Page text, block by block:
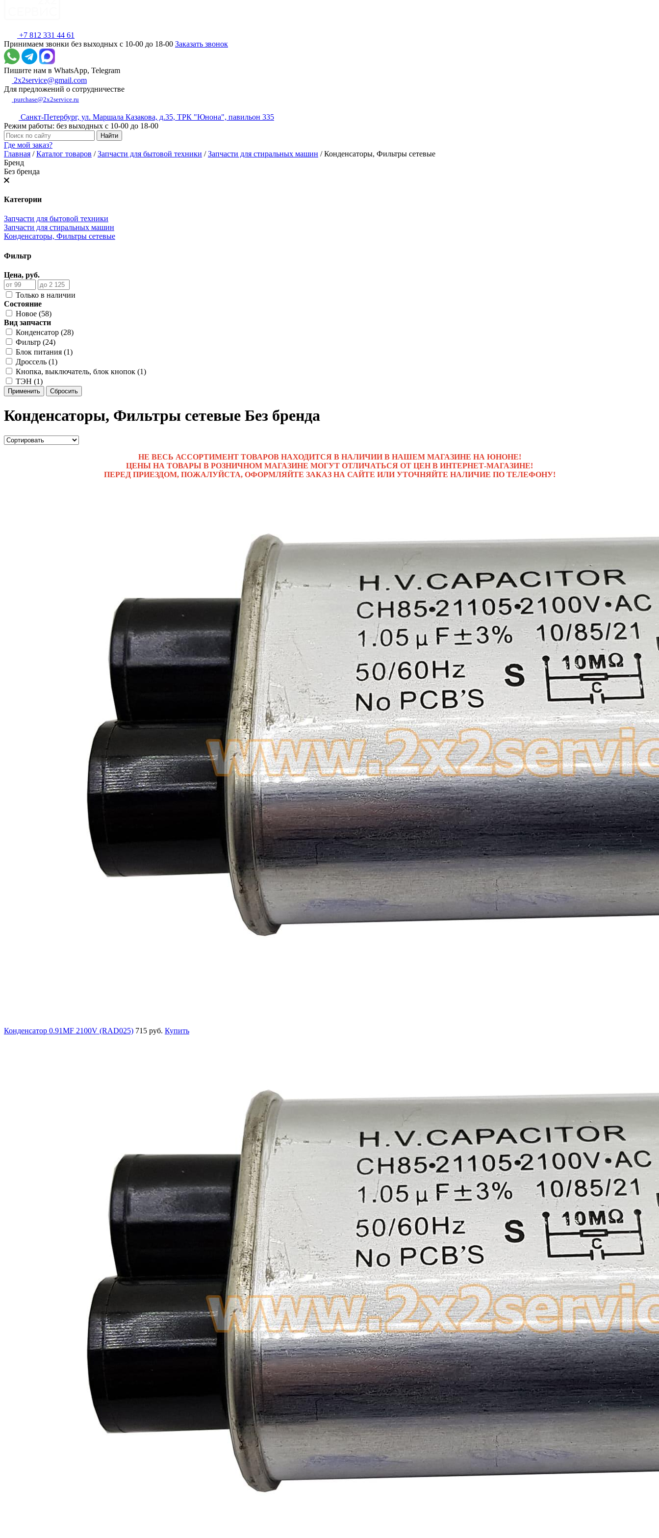
+7 812 331 44 61
Принимаем звонки без выходных с 10-00 до 18-00 Заказать звонок
Пишите нам в WhatsApp, Telegram
2x2service@gmail.com
Для предложений о сотрудничестве
purchase@2x2service.ru
Санкт-Петербург, ул. Маршала Казакова, д.35, ТРК "Юнона", павильон 335
Режим работы: без выходных с 10-00 до 18-00
Где мой заказ?
Главная /Каталог товаров /Запчасти для бытовой техники /Запчасти для стиральных машин /Конденсаторы, Фильтры сетевые
Бренд
Без бренда
Категории
Запчасти для бытовой техники
Запчасти для стиральных машин
Конденсаторы, Фильтры сетевые
Фильтр
Цена, руб.
Только в наличии
Состояние
Новое (58)
Вид запчасти
Конденсатор (28)
Фильтр (24)
Блок питания (1)
Дроссель (1)
Кнопка, выключатель, блок кнопок (1)
ТЭН (1)
Применить Сбросить
Конденсаторы, Фильтры сетевые Без бренда
НЕ ВЕСЬ АССОРТИМЕНТ ТОВАРОВ НАХОДИТСЯ В НАЛИЧИИ В НАШЕМ МАГАЗИНЕ НА ЮНОНЕ!
ЦЕНЫ НА ТОВАРЫ В РОЗНИЧНОМ МАГАЗИНЕ МОГУТ ОТЛИЧАТЬСЯ ОТ ЦЕН В ИНТЕРНЕТ-МАГАЗИНЕ!
ПЕРЕД ПРИЕЗДОМ, ПОЖАЛУЙСТА, ОФОРМЛЯЙТЕ ЗАКАЗ НА САЙТЕ ИЛИ УТОЧНЯЙТЕ НАЛИЧИЕ ПО ТЕЛЕФОНУ!
Конденсатор 0.91MF 2100V (RAD025) 715 руб. Купить